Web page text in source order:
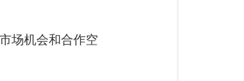
场机会和合作空